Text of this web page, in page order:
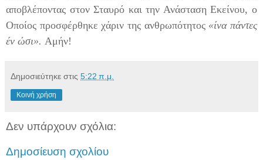
αποβλέποντας στον Σταυρό και την Ανάσταση Εκείνου, ο
Οποίος προσφέρθηκε χάριν της ανθρωπότητος «ίνα πάντες
έν ώσι». Αμήν!
Δημοσιεύτηκε στις 5:22 π.μ.
Κοινή χρήση
Δεν υπάρχουν σχόλια:
Δημοσίευση σχολίου